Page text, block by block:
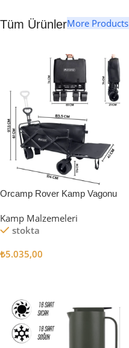
Tüm ÜrünlerMore Products
Orcamp Rover Kamp Vagonu
Kamp Malzemeleri
stokta
₺5.035,00